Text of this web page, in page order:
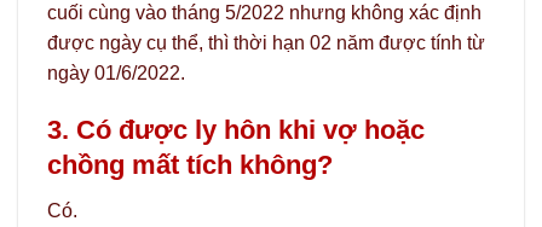
cuối cùng vào tháng 5/2022 nhưng không xác định
được ngày cụ thể, thì thời hạn 02 năm được tính từ
ngày 01/6/2022.
3. Có được ly hôn khi vợ hoặc
chồng mất tích không?
Có.